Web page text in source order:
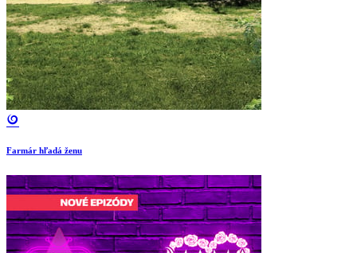
Farmár hľadá ženu